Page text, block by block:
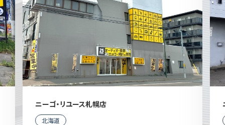
ニーゴ・リユース札幌店
北海道